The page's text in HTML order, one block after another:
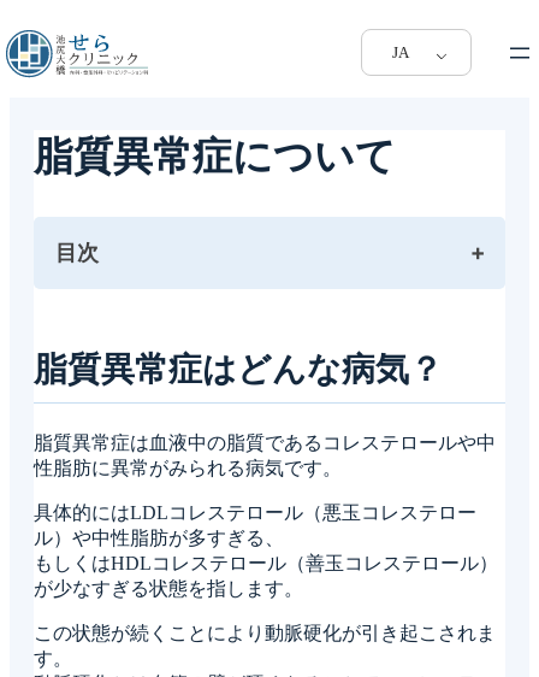
JA
脂質異常症について
目次
脂質異常症はどんな症状？
脂質異常症を疑ったときはどんな検査を行う？
池尻大橋せらクリニックで行える脂質異常症の検
脂質異常症はどんな病気？
脂質異常症は血液中の脂質であるコレステロールや中
性脂肪に異常がみられる病気です。
具体的にはLDLコレステロール（悪玉コレステロー
ル）や中性脂肪が多すぎる、
もしくはHDLコレステロール（善玉コレステロール）
が少なすぎる状態を指します。
この状態が続くことにより動脈硬化が引き起こされま
す。